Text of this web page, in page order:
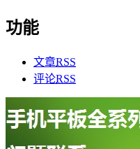
功能
文章RSS
评论RSS